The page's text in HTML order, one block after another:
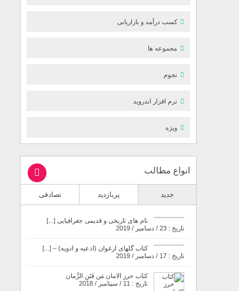
کسب درآمد و بازاریابی
مجموعه ها
نجوم
نرم افزار اندروید
ویژه
انواع مطالب
جدید پربازدید تصادفی
نام های تاریخی و قدیمی جغرافیایی [...]
تاریخ : 23 / دسامبر / 2019
کتاب گلهای ارغوان (ادعیه و ادویه) – [...]
تاریخ : 17 / دسامبر / 2019
کتاب حرز الامان مَن فَتَنِ الزَّمان
تاریخ : 11 / سپتامبر / 2018